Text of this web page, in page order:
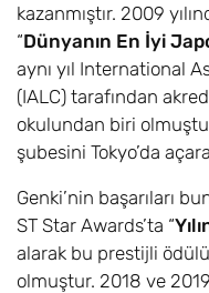
kazanmıştır. 2009
“Dünyanın En İyi
aynı yıl International
(IALC) tarafından
okulundan biri
şubesini Tokyo’da
Genki’nin başarıları
ST Star Awards’ta “
alarak bu prestijli
olmuştur. 2018 ve